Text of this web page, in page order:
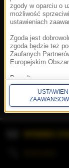
zgody w oparciu o
możliwość
ustawieniach
Zgoda jest
zgoda będzie też
Zaufanych
Europejskim
Ponadto masz
ograniczenia
Prezesa Urzędu
znajdziesz
informacje na